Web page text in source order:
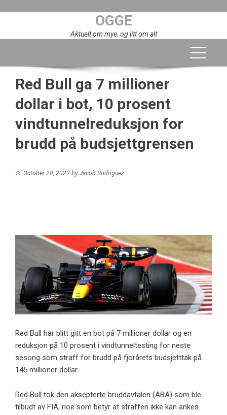
OGGE
Aktuelt om mye, og litt om alt
Red Bull ga 7 millioner
dollar i bot, 10 prosent
vindtunnelreduksjon for
brudd på budsjettgrensen
October 28, 2022 by Jacob Rodriguez
Red Bull har blitt gitt en bot på 7 millioner dollar og en
reduksjon på 10 prosent i vindtunneltesting for neste
sesong som straff for brudd på fjorårets budsjetttak på
145 millioner dollar.
Red Bull tok den aksepterte bruddavtalen (ABA) som ble
tilbudt av FIA, noe som betyr at straffen ikke kan ankes.